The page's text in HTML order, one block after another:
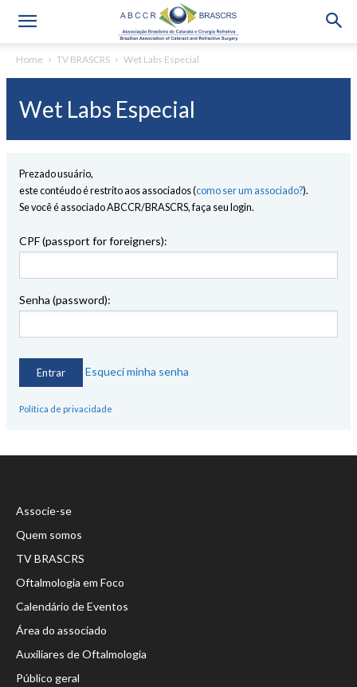
Home TV BRASCRS Wet Labs Especial
Wet Labs Especial
Prezado usuário,
este contéudo é restrito aos associados (como ser um associado?).
Se você é associado ABCCR/BRASCRS, faça seu login.
CPF (passport for foreigners):
Senha (password):
Esqueci minha senha
Política de privacidade
Associe-se
Quem somos
TV BRASCRS
Oftalmologia em Foco
Calendário de Eventos
Área do associado
Auxiliares de Oftalmologia
Público geral